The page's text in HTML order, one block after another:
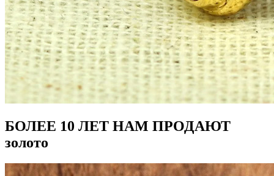
БОЛЕЕ 10 ЛЕТ НАМ ПРОДАЮТ
золото